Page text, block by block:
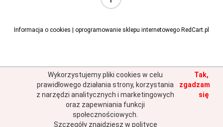
Informacja o cookies | oprogramowanie sklepu internetowego RedCart.pl
Wykorzystujemy pliki cookies w celu
prawidłowego działania strony, korzystania
z narzędzi analitycznych i marketingowych
oraz zapewniania funkcji
społecznościowych.
Szczegóły znajdziesz w polityce
Tak,
zgadzam
się